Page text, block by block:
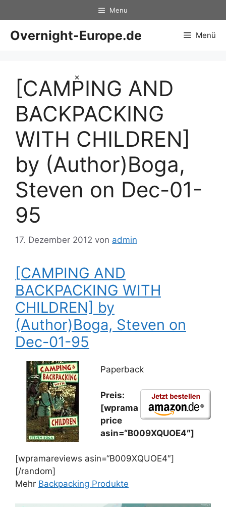
×
Inhalt
springen
Menu
Overnight-Europe.de Menü
[CAMPING AND
BACKPACKING
WITH CHILDREN]
by (Author)Boga,
Steven on Dec-01-
95
17. Dezember 2012 von admin
[CAMPING AND
BACKPACKING WITH
CHILDREN] by
(Author)Boga, Steven on
Dec-01-95
Paperback
Preis:
[wprama
price
asin=“B009XQUOE4″]
[wpramareviews asin=“B009XQUOE4″]
[/random]
Mehr Backpacking Produkte